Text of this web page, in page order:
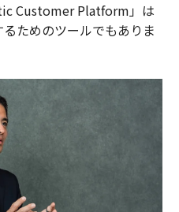
Customer Platform」は
ためのツールでもありま